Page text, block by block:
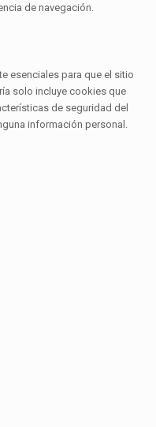
de navegación.
esenciales para que el sitio
solo incluye cookies que
de seguridad del
información personal.